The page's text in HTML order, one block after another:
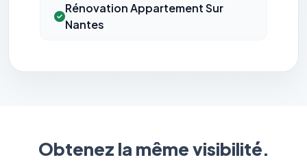
Rénovation Appartement Sur
Nantes
Obtenez la même visibilité.